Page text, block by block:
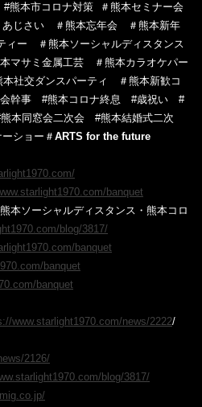
#熊本市コロナ対策
＃熊本セミナー会
あじさい ＃熊本忘年会
＃熊本新年
ィー
＃熊本ソーシャルディスタンス
マサミ金属工芸
＃熊本カラオケパー
本社交ダンスパーティ
＃熊本新歓コ
幹事 #熊本コロナ終息 #歳祝い
#
本同窓会二次会
#熊本結婚式二次
ショー＃ ARTS for the future
banquet
本ソーシャルディスタンス・熊本コロ
blog/3817/
banquet
banquet
banquet‎
www.starlight1970.com/news/2222/
2126/
blog/3817/